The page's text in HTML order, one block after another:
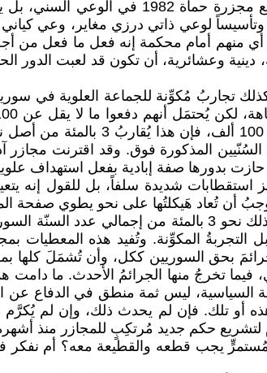
الحديث، تشغلُ في وعي الجماعة الدرزية
وتأسيساً لوعي ذاتي درزي مغاير، وعي
منهم أمام محكمة إنه فعل ما فعل من
دينية وعشائرية، أن تكون قد لعبت
تجاربُ مُكوِّنة للجماعة العلوية في
المذكورة فوق. وقد اقترنت مجازر
بدورها صفة إبادية بفعل استهداف
شديدة سلفاً، بل للقول إنه
أن تُعاد هَيكلتُها على نحو يطوي صفحة
شخصي عن 600-700 ألف، أكثريتهم الساحقة من السُنّيين، أي
بل التجربةُ المكوِّنة. وتُفيد هذه
بحق السوريين ككل، وأن تُشمَلَ كلها
فيما تخرجُ منها الجرائمُ الأحدث. ما
السياسية، ليس ثمة منطق في الدفاع عن
أو تلك. فإن لم يحدث ذلك، وإن لم يُكرَّم
لتشريع حكم جديد مُرتكِبٍ للمجازر منذ
يجب قطعه والقطيعة معه؟ أم